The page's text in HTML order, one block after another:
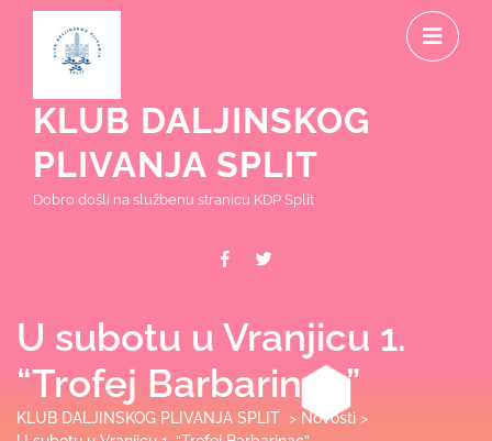
content
KLUB DALJINSKOG
PLIVANJA SPLIT
Dobro došli na službenu stranicu KDP Split
Facebook
U subotu u Vranjicu 1.
“Trofej Barbarinac”
KLUB DALJINSKOG PLIVANJA SPLIT > Novosti >